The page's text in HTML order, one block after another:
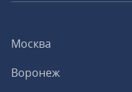
Москва
Воронеж